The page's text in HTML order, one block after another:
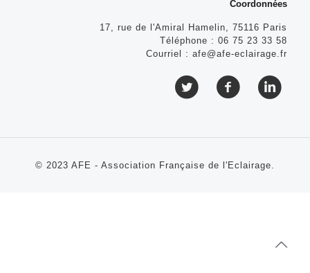
Coordonnées
17, rue de l'Amiral Hamelin, 75116 Paris
Téléphone : 06 75 23 33 58
Courriel : afe@afe-eclairage.fr
© 2023 AFE - Association Française de l'Eclairage.